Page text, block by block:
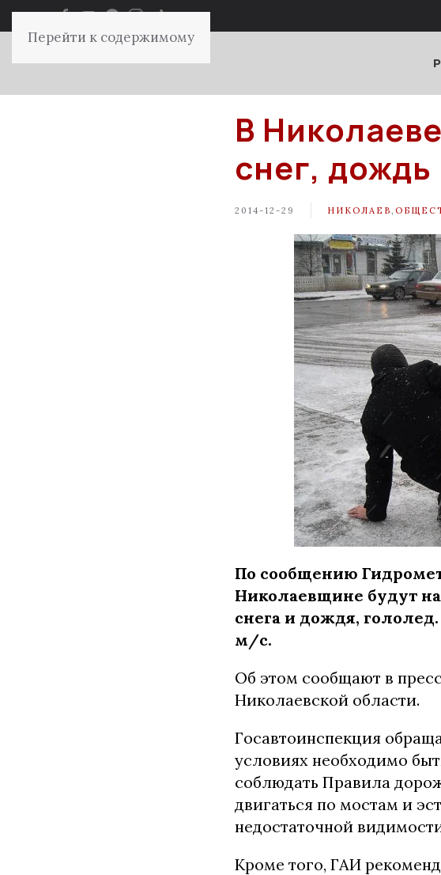
Перейти к содержимому
В
снег,
2014-12-29 НИКОЛАЕВ
По сообщению
Николаевщине будут
снега и дождя, гололед.
м/с.
Об этом сообщают в
Николаевской области.
Госавтоинспекция
условиях необходимо
соблюдать Правила
двигаться по мостам и
недостаточной
Кроме того, ГАИ